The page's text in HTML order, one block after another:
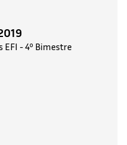
EFI - 4º Bimestre